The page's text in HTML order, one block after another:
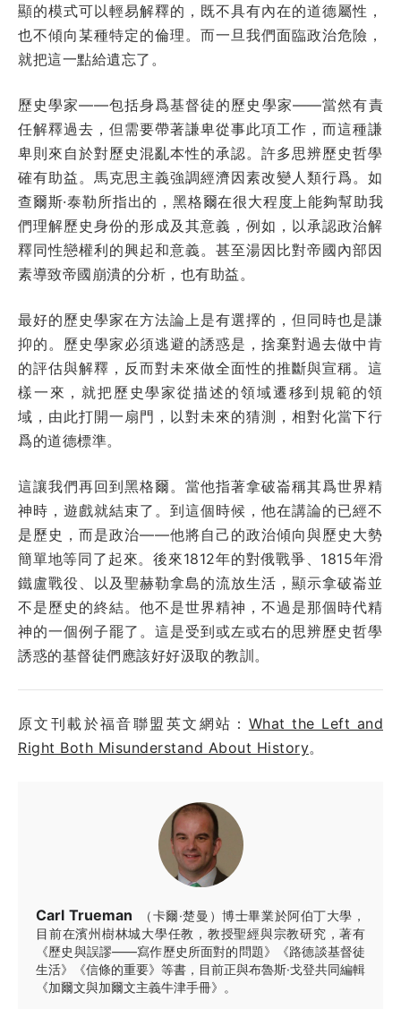
顯的模式可以輕易解釋的，既不具有內在的道德屬性，
也不傾向某種特定的倫理。而一旦我們面臨政治危險，
就把這一點給遺忘了。
歷史學家——包括身爲基督徒的歷史學家——當然有責
任解釋過去，但需要帶著謙卑從事此項工作，而這種謙
卑則來自於對歷史混亂本性的承認。許多思辨歷史哲學
確有助益。馬克思主義強調經濟因素改變人類行爲。如
查爾斯·泰勒所指出的，黑格爾在很大程度上能夠幫助我
們理解歷史身份的形成及其意義，例如，以承認政治解
釋同性戀權利的興起和意義。甚至湯因比對帝國內部因
素導致帝國崩潰的分析，也有助益。
最好的歷史學家在方法論上是有選擇的，但同時也是謙
抑的。歷史學家必須逃避的誘惑是，捨棄對過去做中肯
的評估與解釋，反而對未來做全面性的推斷與宣稱。這
樣一來，就把歷史學家從描述的領域遷移到規範的領
域，由此打開一扇門，以對未來的猜測，相對化當下行
爲的道德標準。
這讓我們再回到黑格爾。當他指著拿破崙稱其爲世界精
神時，遊戲就結束了。到這個時候，他在講論的已經不
是歷史，而是政治——他將自己的政治傾向與歷史大勢
簡單地等同了起來。後來1812年的對俄戰爭、1815年滑
鐵盧戰役、以及聖赫勒拿島的流放生活，顯示拿破崙並
不是歷史的終結。他不是世界精神，不過是那個時代精
神的一個例子罷了。這是受到或左或右的思辨歷史哲學
誘惑的基督徒們應該好好汲取的教訓。
原文刊載於福音聯盟英文網站： What the Left and
Right Both Misunderstand About History。
Carl Trueman
（卡爾·楚曼）博士畢業於阿伯丁大學，
目前在濱州樹林城大學任教，教授聖經與宗教研究，著有
《歷史與誤謬——寫作歷史所面對的問題》《路德談基督徒
生活》《信條的重要》等書，目前正與布魯斯·戈登共同編輯
《加爾文與加爾文主義牛津手冊》。